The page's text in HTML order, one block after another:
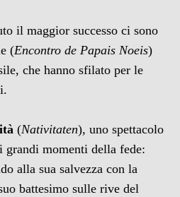
il maggior successo ci sono
(Encontro de Papais Noeis)
che hanno sfilato per le
(Nativitaten), uno spettacolo
grandi momenti della fede:
alla sua salvezza con la
battesimo sulle rive del